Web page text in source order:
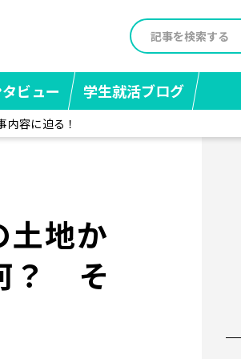
ビュー 学生就活ブログ
容に迫る！
土地か
？ そ